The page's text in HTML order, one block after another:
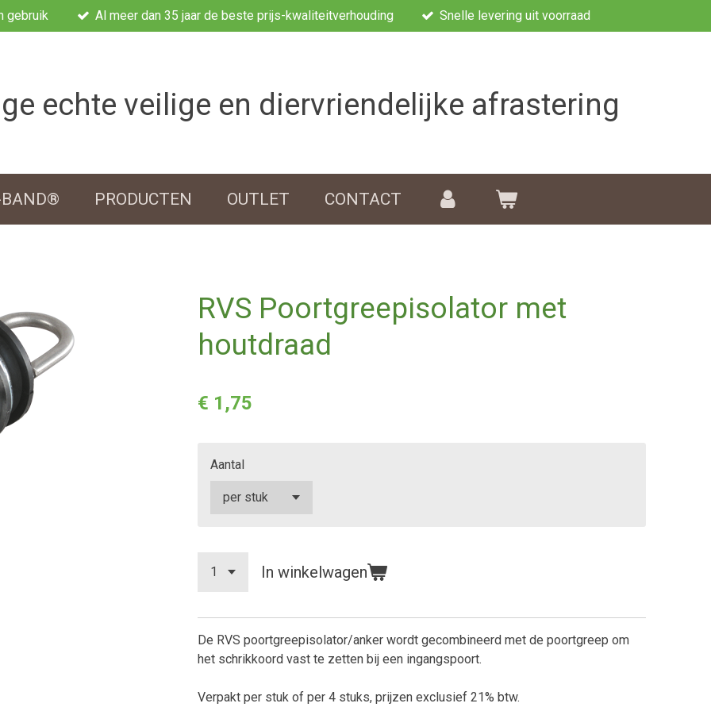
gebruik Al meer dan 35 jaar de beste prijs-kwaliteitverhouding Snelle levering uit voorraad
echte veilige en diervriendelijke afrastering
BAND® PRODUCTEN OUTLET CONTACT
RVS Poortgreepisolator met
houtdraad
€ 1,75
Aantal
In winkelwagen
De RVS poortgreepisolator/anker wordt gecombineerd met de poortgreep om
het schrikkoord vast te zetten bij een ingangspoort.
Verpakt per stuk of per 4 stuks, prijzen exclusief 21% btw.